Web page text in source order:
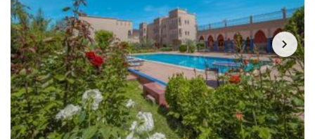
chevron_right